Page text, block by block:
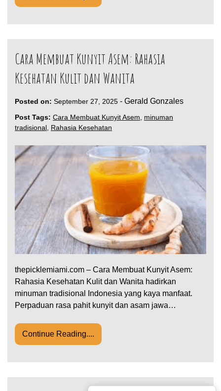
Cara Membuat Kunyit Asem: Rahasia
Kesehatan Kulit dan Wanita
Posted on: September 27, 2025 - Gerald Gonzales
Post Tags: Cara Membuat Kunyit Asem, minuman
tradisional, Rahasia Kesehatan
thepicklemiami.com – Cara Membuat Kunyit Asem:
Rahasia Kesehatan Kulit dan Wanita hadirkan
minuman tradisional Indonesia yang kaya manfaat.
Perpaduan rasa pahit kunyit dan asam jawa…
Continue Reading....